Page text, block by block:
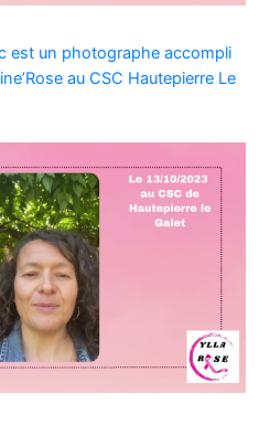
est un photographe accompli
au CSC Hautepierre Le